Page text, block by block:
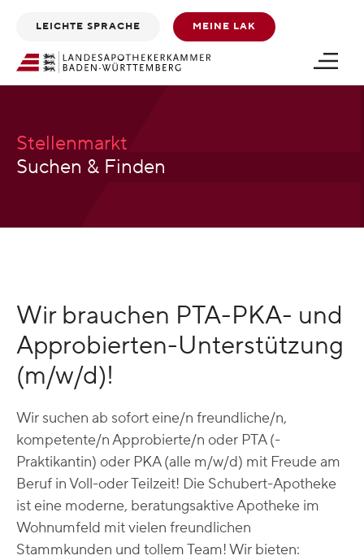
scrollen
scrollen
LEICHTE SPRACHE MEINE LAK
Stellenmarkt
Suchen & Finden
Wir brauchen PTA-PKA- und
Approbierten-Unterstützung
(m/w/d)!
Wir suchen ab sofort eine/n freundliche/n,
kompetente/n Approbierte/n oder PTA (-
Praktikantin) oder PKA (alle m/w/d) mit Freude am
Beruf in Voll-oder Teilzeit! Die Schubert-Apotheke
ist eine moderne, beratungsaktive Apotheke im
Wohnumfeld mit vielen freundlichen
Stammkunden und tollem Team! Wir bieten: